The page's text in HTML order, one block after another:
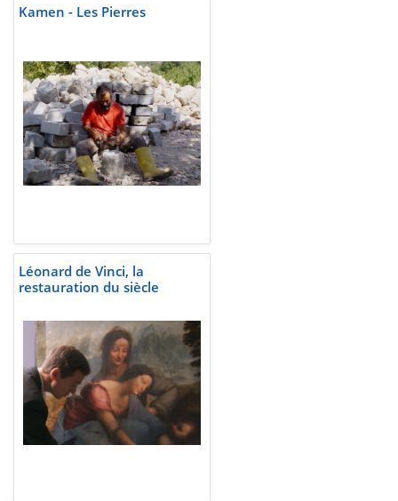
Kamen - Les Pierres
Léonard de Vinci, la
restauration du siècle